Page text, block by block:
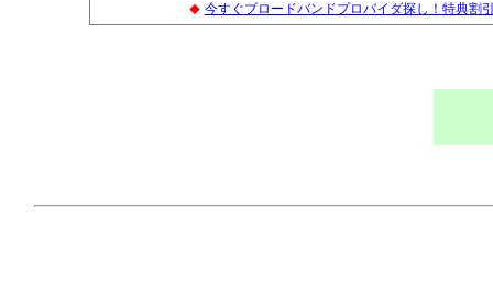
◆ 今すぐブロードバンドプロバイダ探し！特典割